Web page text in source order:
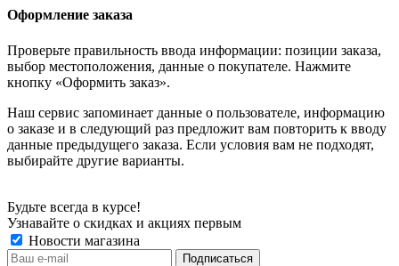
Оформление заказа
Проверьте правильность ввода информации: позиции заказа,
выбор местоположения, данные о покупателе. Нажмите
кнопку «Оформить заказ».
Наш сервис запоминает данные о пользователе, информацию
о заказе и в следующий раз предложит вам повторить к вводу
данные предыдущего заказа. Если условия вам не подходят,
выбирайте другие варианты.
Будьте всегда в курсе!
Узнавайте о скидках и акциях первым
Новости магазина